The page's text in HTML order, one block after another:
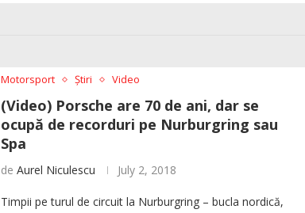
Motorsport Știri Video
(Video) Porsche are 70 de ani, dar se
ocupă de recorduri pe Nurburgring sau
Spa
de Aurel Niculescu July 2, 2018
Timpii pe turul de circuit la Nurburgring – bucla nordică,